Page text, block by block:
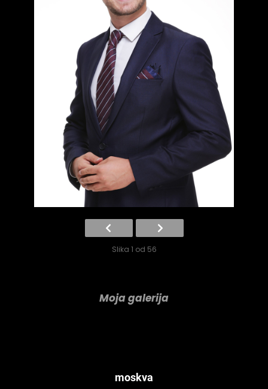
Slika 1 od 56
Moja galerija
moskva